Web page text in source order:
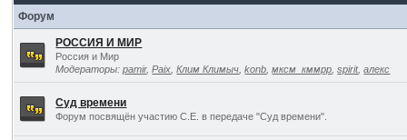
Форум
РОССИЯ И МИР
Россия и Мир
Модераторы:pamir,Paix ,Клим Климыч ,konb ,мксм_кммрр ,spirit,алекс
Суд времени
Форум посвящён участию С.Е. в передаче "Суд времени".